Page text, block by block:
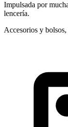
Impulsada por
lencería.
Accesorios y